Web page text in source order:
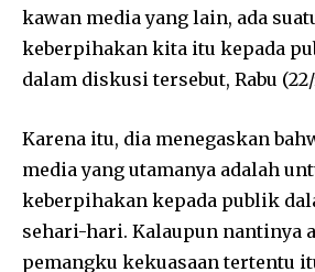
kawan media yang lain, ada
keberpihakan kita itu kepada
dalam diskusi tersebut, Rabu (22/
Karena itu, dia menegaskan
media yang utamanya adalah
keberpihakan kepada publik
sehari-hari. Kalaupun nantinya
pemangku kekuasaan tertentu